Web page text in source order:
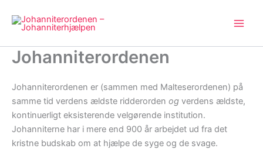
indholdet
Johanniterordenen
Johanniterordenen er (sammen med Malteserordenen) på
samme tid verdens ældste ridderorden og verdens ældste,
kontinuerligt eksisterende velgørende institution.
Johanniterne har i mere end 900 år arbejdet ud fra det
kristne budskab om at hjælpe de syge og de svage.